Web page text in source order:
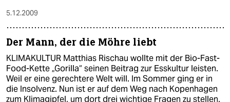
5.12.2009
Der Mann, der die Möhre liebt
KLIMAKULTUR Matthias Rischau wollte mit der Bio-Fast-
Food-Kette „Gorilla“ seinen Beitrag zur Esskultur leisten.
Weil er eine gerechtere Welt will. Im Sommer ging er in
die Insolvenz. Nun ist er auf dem Weg nach Kopenhagen
zum Klimagipfel, um dort drei wichtige Fragen zu stellen.